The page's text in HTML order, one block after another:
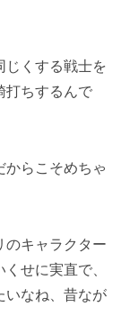
じくする戦士を
打ちするんで
からこそめちゃ
のキャラクター
せに実直で、
いなね、昔なが